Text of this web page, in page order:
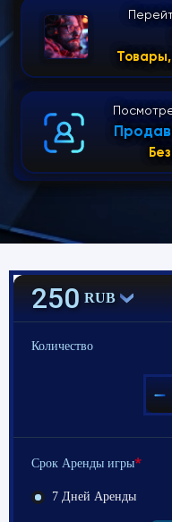
250 RUB
Количество
Срок Аренды игры*
7 Дней Аренды